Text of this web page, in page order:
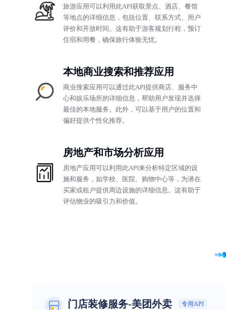
旅游应用可以利用此API获取景点、酒店、餐馆
等地点的详细信息，包括位置、联系方式、用户
评价和开放时间。这有助于游客规划行程，预订
住宿和用餐，确保旅行体验无忧。
本地商业搜索和推荐应用
商业搜索应用可以通过此API提供商店、服务中
心和娱乐场所的详细信息，帮助用户发现并选择
最佳的本地服务。此外，可以基于用户的位置和
偏好提供个性化推荐。
房地产和市场分析应用
房地产应用可以利用此API来分析特定区域的设
施和服务，如学校、医院、购物中心等，为潜在
买家或租户提供周边设施的详细信息。这有助于
评估物业的吸引力和价值。
门店装修服务-美团外卖 专用API